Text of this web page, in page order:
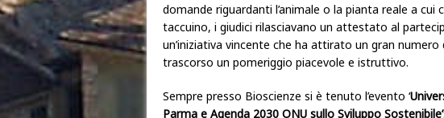
domande riguardanti l’animale o la pianta reale a
taccuino, i giudici rilasciavano un attestato al
un’iniziativa vincente che ha attirato un gran
trascorso un pomeriggio piacevole e istruttivo.
Sempre presso Bioscienze si è tenuto l’evento ‘
Parma e Agenda 2030 ONU sullo Sviluppo Sostenibile’